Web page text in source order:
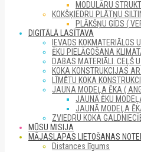
MODULĀRU
KOKŠĶIEDRU PLĀTŅU
PLĀKŠŅU GIDS (
DIGITĀLĀ LASĪTAVA
IEVADS KOKMATERIĀLOS
ĒKU PIELĀGOŠANA
DABAS MATERIĀLI. CEĻŠ
KOKA KONSTRUKCIJAS
LĪMĒTU KOKA
JAUNA MODEĻA ĒKA (
JAUNĀ ĒKU
JAUNĀ MODEĻA
ZVIEDRU KOKA
MŪSU MISIJA
MĀJASLAPAS LIETOŠANAS
Distances līgums